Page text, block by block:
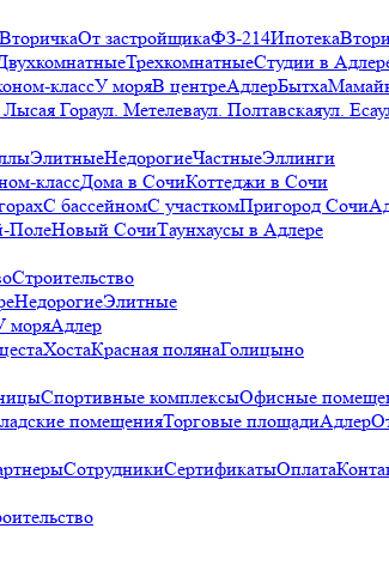
ВторичкаОт застройщикаФЗ-214Ипотека
ТрехкомнатныеСтудии в
классУ моряВ центреАдлерБытха
Лысая Гораул. Метелеваул. Полтавскаяул.
ЭлитныеНедорогиеЧастныеЭллинги
классДома в СочиКоттеджи в Сочи
С бассейномС участкомПригород Сочи
ПолеНовый СочиТаунхаусы в Адлере
Строительство
НедорогиеЭлитные
моряАдлер
ХостаКрасная полянаГолицыно
Спортивные комплексыОфисные
помещенияТорговые площадиАдлер
СотрудникиСертификатыОплата